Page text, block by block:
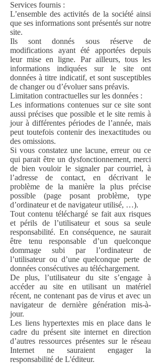
Services fournis :
L’ensemble des activités de la société ainsi
que ses informations sont présentés sur notre
site.
Ils sont donnés sous réserve de
modifications ayant été apportées depuis
leur mise en ligne. Par ailleurs, tous les
informations indiquées sur le site ont
données à titre indicatif, et sont susceptibles
de changer ou d’évoluer sans préavis.
Limitation contractuelles sur les données :
Les informations contenues sur ce site sont
aussi précises que possible et le site remis à
jour à différentes périodes de l’année, mais
peut toutefois contenir des inexactitudes ou
des omissions.
Si vous constatez une lacune, erreur ou ce
qui parait être un dysfonctionnement, merci
de bien vouloir le signaler par courriel, à
l’adresse de contact, en décrivant le
problème de la manière la plus précise
possible (page posant problème, type
d’ordinateur et de navigateur utilisé, …).
Tout contenu téléchargé se fait aux risques
et périls de l’utilisateur et sous sa seule
responsabilité. En conséquence, ne saurait
être tenu responsable d’un quelconque
dommage subi par l’ordinateur de
l’utilisateur ou d’une quelconque perte de
données consécutives au téléchargement.
De plus, l’utilisateur du site s’engage à
accéder au site en utilisant un matériel
récent, ne contenant pas de virus et avec un
navigateur de dernière génération mis-à-
jour.
Les liens hypertextes mis en place dans le
cadre du présent site internet en direction
d’autres ressources présentes sur le réseau
Internet ne sauraient engager la
responsabilité de L'éditeur.